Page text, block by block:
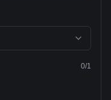
0/1